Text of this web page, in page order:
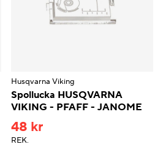
Husqvarna Viking
Spollucka HUSQVARNA
VIKING - PFAFF - JANOME
48 kr
REK.